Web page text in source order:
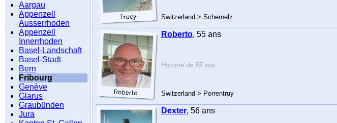
Aargau
Appenzell
Ausserrhoden
Appenzell
Innerrhoden
Basel-Landschaft
Basel-Stadt
Bern
Fribourg
Genève
Glarus
Graubünden
Jura
Switzerland > Schernelz
Roberto, 55 ans
Homme de 55 ans.
Switzerland > Porrentruy
Dexter, 56 ans